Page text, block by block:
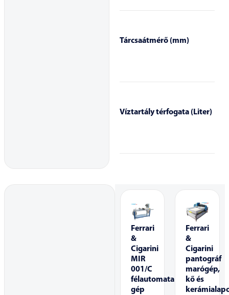
Tárcsaátmérő (mm)
Víztartály térfogata (Liter)
Ferrari
&
Cigarini
MIR
001/C
félautomata
gép
Ferrari
&
Cigarini
pantográf
marógép,
kő és